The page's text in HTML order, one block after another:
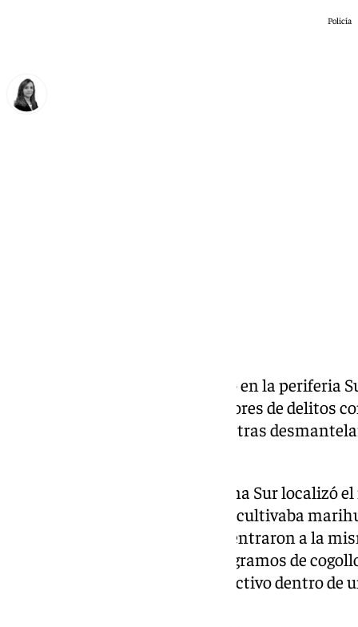
Policía
La Policía Nacional ha detenido en la periferia
una mujer como presuntos autores de delitos
defraudación de fluido eléctrico tras
El Grupo de Delincuencia Urbana Sur localizó
investigación. En la vivienda se cultivaba
una orden judicial, los agentes entraron a la
371 plantas de marihuana, 370 gramos de
superior a los 1.500 euros de efectivo dentro de